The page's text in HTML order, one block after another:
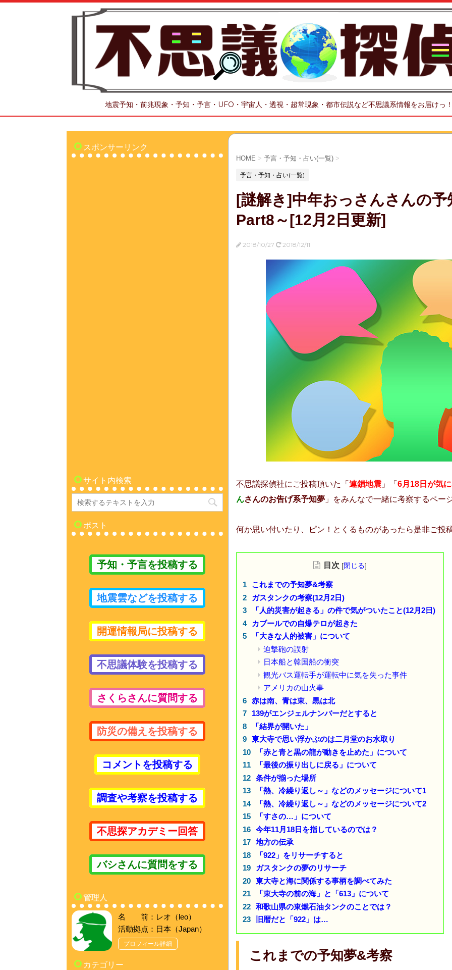
地震予知・前兆現象・予知・予言・UFO・宇宙人・透視・超常現象・都市伝説など不思議系情報をお届けっ
HOME > 予言・予知・占い(一覧) >
予言・予知・占い(一覧)
[謎解き]中年おっさんさんの
Part8～[12月2日更新]
2018/10/27 2018/12/11
不思議探偵社にご投稿頂いた「 連鎖地震 」「 6月18日が気
んさんのお告げ系予知夢 」をみんなで一緒に考察するペー
何か思い付いたり、ピン！とくるものがあったら是非ご投
目次 [閉じる]
これまでの予知夢&考察
ガスタンクの考察(12月2日)
「人的災害が起きる」の件で気がついたこと(12月2日)
カブールでの自爆テロが起きた
「大きな人的被害」について
迫撃砲の誤射
日本船と韓国船の衝突
観光バス運転手が運転中に気を失った事件
アメリカの山火事
赤は南、青は東、黒は北
139がエンジェルナンバーだとすると
「結界が開いた」
東大寺で思い浮かぶのは二月堂のお水取り
「赤と青と黒の龍が動きを止めた」について
「最後の振り出しに戻る」について
条件が揃った場所
「熱、冷繰り返し～」などのメッセージについて1
「熱、冷繰り返し～」などのメッセージについて2
「すさの…」について
今年11月18日を指しているのでは？
地方の伝承
「922」をリサーチすると
ガスタンクの夢のリサーチ
東大寺と海に関係する事柄を調べてみた
「東大寺の前の海」と「613」について
和歌山県の東燃石油タンクのことでは？
旧暦だと「922」は…
これまでの予知夢&考察
スポンサーリンク
サイト内検索
ポスト
予知・予言を投稿する
地震雲などを投稿する
開運情報局に投稿する
不思議体験を投稿する
さくらさんに質問する
防災の備えを投稿する
コメントを投稿する
調査や考察を投稿する
不思探アカデミー回答
バシさんに質問をする
管理人
名 前：レオ（leo）
活動拠点：日本（Japan）
プロフィール詳細
カテゴリー